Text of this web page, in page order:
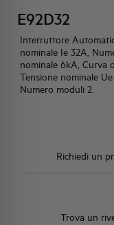
E92D32
Interruttore
nominale Ie 32A,
nominale 6kA, Curva
Tensione nominale
Numero moduli 2.
Richiedi un
Trova un